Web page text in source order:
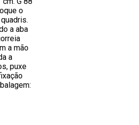
o
a aba
a mão
a
puxe